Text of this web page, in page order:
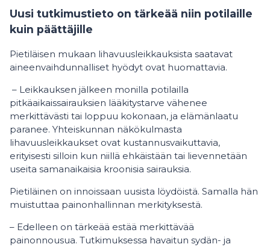
Uusi tutkimustieto on tärkeää niin potilaille
kuin päättäjille
Pietiläisen mukaan lihavuusleikkauksista saatavat
aineenvaihdunnalliset hyödyt ovat huomattavia.
– Leikkauksen jälkeen monilla potilailla
pitkäaikaissairauksien lääkitystarve vähenee
merkittävästi tai loppuu kokonaan, ja elämänlaatu
paranee. Yhteiskunnan näkökulmasta
lihavuusleikkaukset ovat kustannusvaikuttavia,
erityisesti silloin kun niillä ehkäistään tai lievennetään
useita samanaikaisia kroonisia sairauksia.
Pietiläinen on innoissaan uusista löydöistä. Samalla hän
muistuttaa painonhallinnan merkityksestä.
– Edelleen on tärkeää estää merkittävää
painonnousua. Tutkimuksessa havaitun sydän- ja